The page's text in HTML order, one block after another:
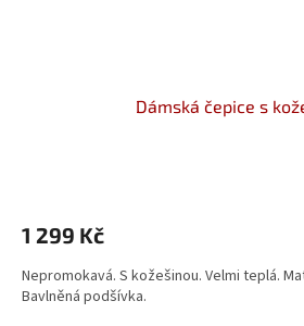
Dámská čepice s
1 299 Kč
Nepromokavá. S kožešinou. Velmi teplá.
Bavlněná podšívka.